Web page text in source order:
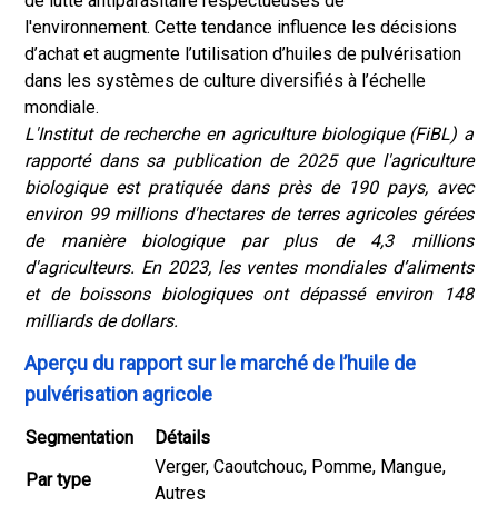
l'environnement. Cette tendance influence les décisions
d’achat et augmente l’utilisation d’huiles de pulvérisation
dans les systèmes de culture diversifiés à l’échelle
mondiale.
L'Institut de recherche en agriculture biologique (FiBL) a
rapporté dans sa publication de 2025 que l'agriculture
biologique est pratiquée dans près de 190 pays, avec
environ 99 millions d'hectares de terres agricoles gérées
de manière biologique par plus de 4,3 millions
d'agriculteurs. En 2023, les ventes mondiales d’aliments
et de boissons biologiques ont dépassé environ 148
milliards de dollars.
Aperçu du rapport sur le marché de l’huile de
pulvérisation agricole
Segmentation
Détails
Par type
Verger, Caoutchouc, Pomme, Mangue,
Autres